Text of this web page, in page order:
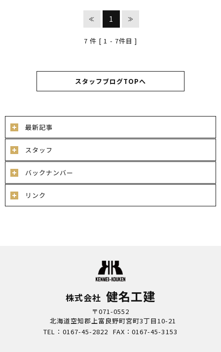
≪ 1 ≫
7 件 [ 1 - 7件目 ]
スタッフブログTOPへ
最新記事
スタッフ
バックナンバー
リンク
株式会社 健名工建
〒071-0552
北海道空知郡上富良野町宮町3丁目10-21
TEL：0167-45-2822 FAX：0167-45-3153